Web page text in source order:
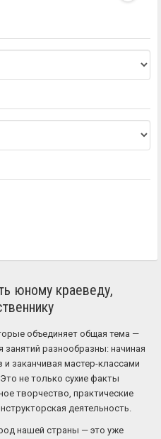
юному краеведу,
объединяет общая тема —
занятий разнообразны: начиная
заканчивая мастер-классами
не только сухие факты
творчество, практические
деятельность.
нашей страны — это уже